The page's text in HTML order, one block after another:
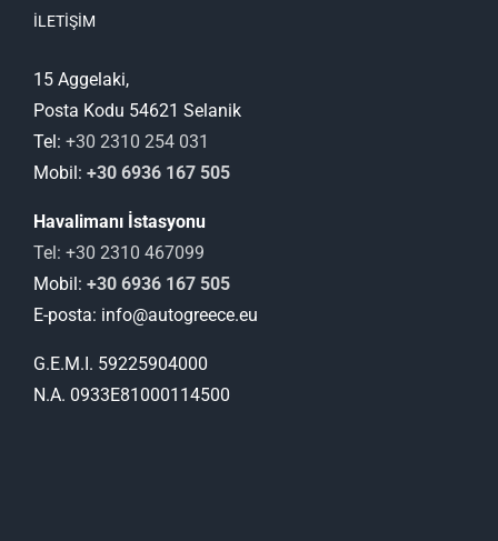
İLETİŞİM
15 Aggelaki,
Posta Kodu 54621 Selanik
Tel: +30 2310 254 031
Mobil: +30 6936 167 505
Havalimanı İstasyonu
Tel: +30 2310 467099
Mobil: +30 6936 167 505
E-posta: info@autogreece.eu
G.E.M.I. 59225904000
N.A. 0933Ε81000114500